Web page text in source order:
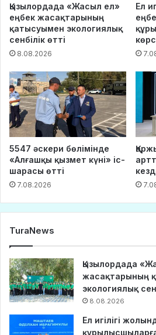
Қызылордада «Жасыл ел»
еңбек жасақтарының
қатысуымен экологиялық
сенбілік өтті
8.08.2026
Ел
5547 әскери бөлімінде
«Алғашқы қызмет күні» іс-
шарасы өтті
7.08.2026
TuraNews
Қызылордада
жасақтарының
экологиялық
8.08.2026
Ел игілігі